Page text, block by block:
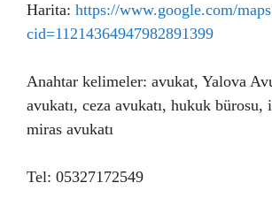
Harita: https://www.google.com/
cid=11214364947982891399
Anahtar kelimeler: avukat, Yalova
avukatı, ceza avukatı, hukuk bürosu,
miras avukatı
Tel: 05327172549